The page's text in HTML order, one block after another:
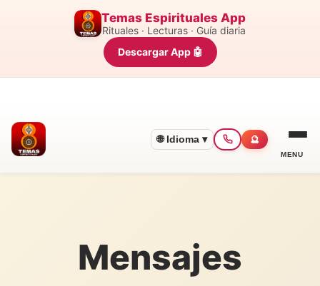
Temas Espirituales App
Rituales · Lecturas · Guía diaria
Descargar App 🤖
🌐 Idioma ▾ 🔮
MENU
Mensajes